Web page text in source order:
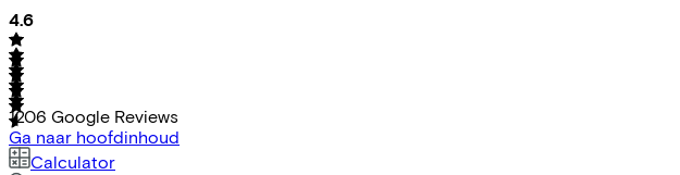
4.6
1206 Google Reviews
Ga naar hoofdinhoud
Calculator